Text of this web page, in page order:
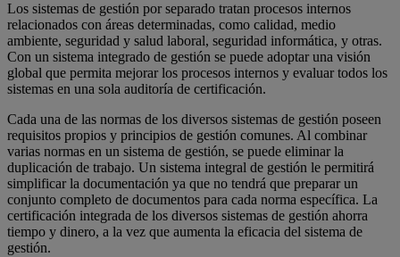
Los sistemas de gestión por separado tratan procesos internos
relacionados con áreas determinadas, como calidad, medio
ambiente, seguridad y salud laboral, seguridad informática, y otras.
Con un sistema integrado de gestión se puede adoptar una visión
global que permita mejorar los procesos internos y evaluar todos los
sistemas en una sola auditoría de certificación.
Cada una de las normas de los diversos sistemas de gestión poseen
requisitos propios y principios de gestión comunes. Al combinar
varias normas en un sistema de gestión, se puede eliminar la
duplicación de trabajo. Un sistema integral de gestión le permitirá
simplificar la documentación ya que no tendrá que preparar un
conjunto completo de documentos para cada norma específica. La
certificación integrada de los diversos sistemas de gestión ahorra
tiempo y dinero, a la vez que aumenta la eficacia del sistema de
gestión.